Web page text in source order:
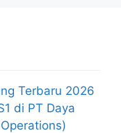
Terbaru 2026
di PT Daya